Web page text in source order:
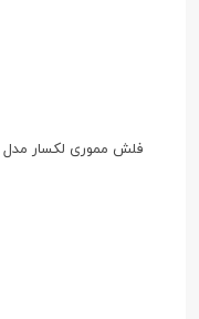
فلش مموری لکسار مدل JumpDrive D400 ظرفیت 128 گیگابایت